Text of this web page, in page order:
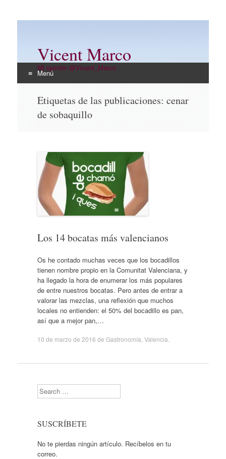
Vicent Marco
Mi opinión @Vicent_Marco
Menú
contenido
Etiquetas de las publicaciones: cenar
de sobaquillo
Los 14 bocatas más valencianos
Os he contado muchas veces que los bocadillos
tienen nombre propio en la Comunitat Valenciana, y
ha llegado la hora de enumerar los más populares
de entre nuestros bocatas. Pero antes de entrar a
valorar las mezclas, una reflexión que muchos
locales no entienden: el 50% del bocadillo es pan,
así que a mejor pan,…
10 de marzo de 2016 de Gastronomía Valencia
Search
SUSCRÍBETE
No te pierdas ningún artículo. Recíbelos en tu
correo.